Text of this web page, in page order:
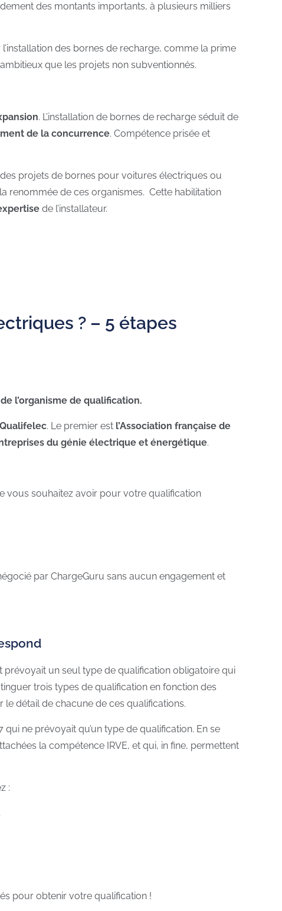
des montants importants, à plusieurs milliers
des bornes de recharge, comme la prime
que les projets non subventionnés.
. L’installation de bornes de recharge séduit de
de la concurrence. Compétence prisée et
projets de bornes pour voitures électriques ou
renommée de ces organismes. Cette habilitation
de l’installateur.
? – 5 étapes
l’organisme de qualification.
Qualifelec. Le premier est l’Association française de
du génie électrique et énergétique.
vous souhaitez avoir pour votre qualification
par ChargeGuru sans aucun engagement et
prévoyait un seul type de qualification obligatoire qui
trois types de qualification en fonction des
le détail de chacune de ces qualifications.
ne prévoyait qu’un type de qualification. En se
la compétence IRVE, et qui, in fine, permettent
:
pour obtenir votre qualification !